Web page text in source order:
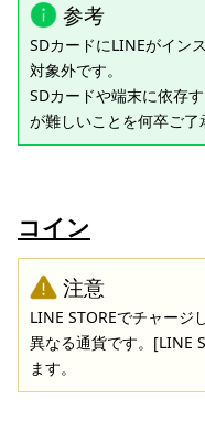
参考
SDカードにLINEがイン
対象外です。
SDカードや端末に依存
が難しいことを何卒ご了
コイン
注意
LINE STOREでチャージ
異なる通貨です。[LINE
ます。